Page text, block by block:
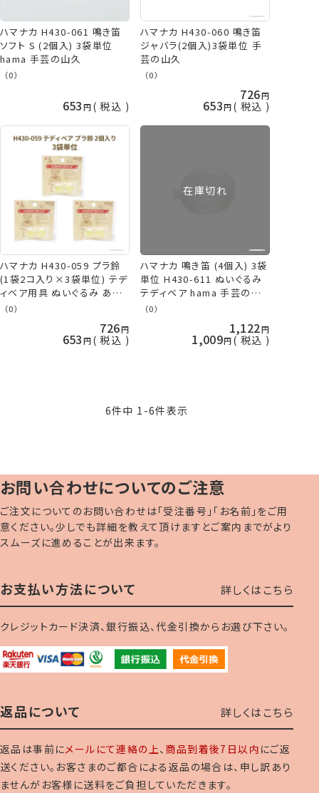
ハマナカ H430-061 鳴き笛
ソフト S (2個入) 3袋単位
hama 手芸の山久
（0）
653 税込
ハマナカ H430-060 鳴き笛
ジャバラ(2個入)3袋単位 手
芸の山久
（0）
726
653 税込
ハマナカ H430-059 プラ鈴
(1袋2コ入り×3袋単位) テデ
ィベア用具 ぬいぐるみ あみ
ぐるみ hama 手芸の山久 ネ
（0）
726
653 税込
在庫切れ
ハマナカ 鳴き笛 (4個入) 3袋
単位 H430-611 ぬいぐるみ
テディベア hama 手芸の山
久
（0）
1,122
1,009 税込
6件中 1 -6件表示
お問い合わせについてのご注意
ご注文についてのお問い合わせは「受注番号」「お名前」をご用
意ください。少しでも詳細を教えて頂けますとご案内までがより
スムーズに進めることが出来ます。
お支払い方法について 詳しくはこちら
クレジットカード決済、銀行振込、代金引換からお選び下さい。
返品について 詳しくはこちら
返品は事前にメールにて連絡の上、 商品到着後7日以内 にご返
送ください。お客さまのご都合による返品の場合は、申し訳あり
ませんがお客様に送料をご負担していただきます。